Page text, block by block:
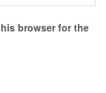
browser for the